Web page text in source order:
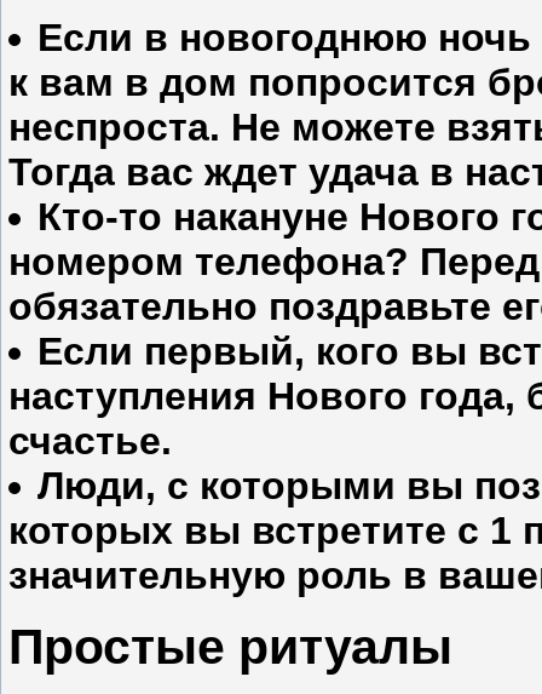
Если в новогоднюю
к вам в дом попросится
неспроста. Не можете
Тогда вас ждет удача в
Кто-то накануне Нового
номером телефона?
обязательно поздравьте
Если первый, кого вы
наступления Нового года,
счастье.
Люди, с которыми вы
которых вы встретите с 1
значительную роль в
Простые ритуалы